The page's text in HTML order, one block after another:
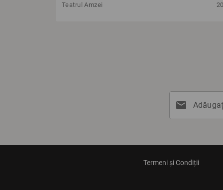
Teatrul Amzei
mail
Termeni și Condiții